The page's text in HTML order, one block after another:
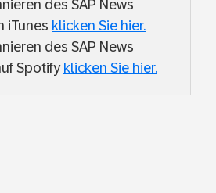
des SAP News
iTunes klicken Sie hier.
des SAP News
Spotify klicken Sie hier.